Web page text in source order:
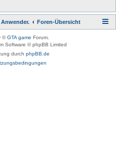
Foren-Übersicht
©GTA game Forum.
Software © phpBB Limited
durch phpBB.de